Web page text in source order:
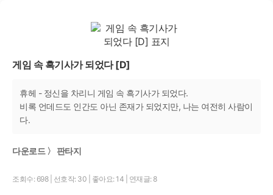
게임 속 흑기사가 되었다 [D]
휴헤 - 정신을 차리니 게임 속 흑기사가 되었다.
비록 언데드도 인간도 아닌 존재가 되었지만, 나는 여전히 사람이
다.
다운로드 〉 판타지
조회수: 698 선호작: 30 좋아요: 14 연재글: 8